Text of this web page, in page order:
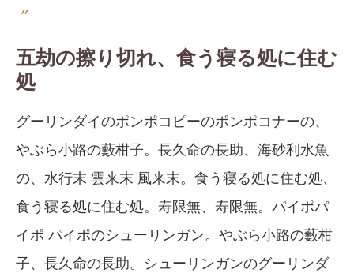
五劫の擦り切れ、食う寝る処に住む
処
グーリンダイのポンポコピーのポンポコナーの、
やぶら小路の藪柑子。長久命の長助、海砂利水魚
の、水行末 雲来末 風来末。食う寝る処に住む処、
食う寝る処に住む処。寿限無、寿限無。パイポパ
イポ パイポのシューリンガン。やぶら小路の藪柑
子、長久命の長助。シューリンガンのグーリンダ